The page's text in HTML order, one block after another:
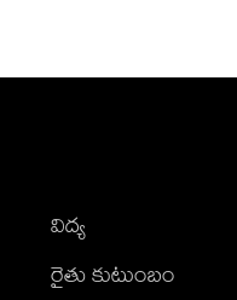
విద్య
రైతు కుటుంబం